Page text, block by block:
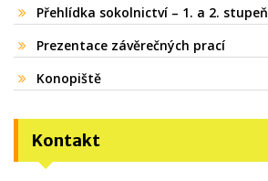
Přehlídka sokolnictví – 1. a 2. stupeň
Prezentace závěrečných prací
Konopiště
Kontakt